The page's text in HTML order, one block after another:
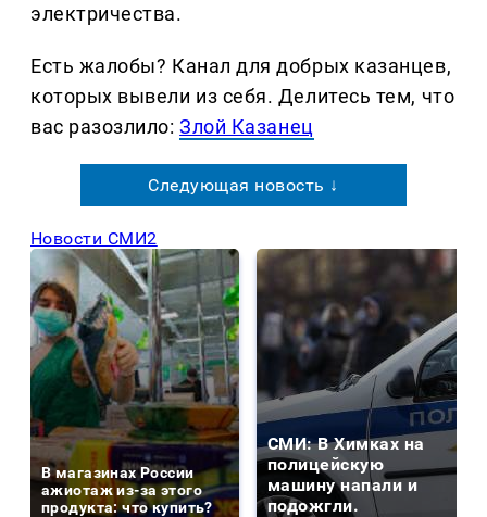
электричества.
Есть жалобы? Канал для добрых казанцев,
которых вывели из себя. Делитеcь тем, что
вас разозлило:Злой Казанец
Следующая новость ↓
Новости СМИ2
В магазинах России
ажиотаж из-за этого
продукта: что купить?
СМИ: В Химках на
полицейскую
машину напали и
подожгли.